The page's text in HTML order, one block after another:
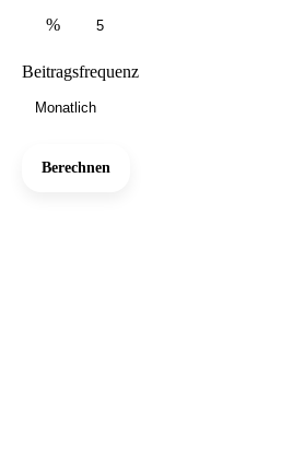
%
Beitragsfrequenz
Monatlich
Berechnen